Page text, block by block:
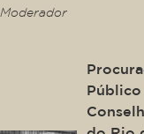
Moderador